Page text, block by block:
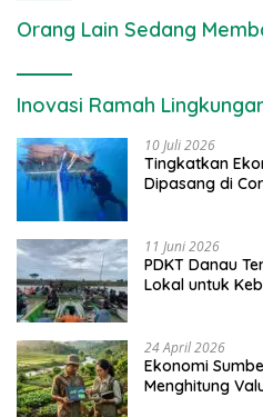
Orang Lain Sedang
Inovasi Ramah
10 Juli 2026
Tingkatkan
Dipasang di
11 Juni 2026
PDKT Danau
Lokal untuk
24 April 2026
Ekonomi
Menghitung